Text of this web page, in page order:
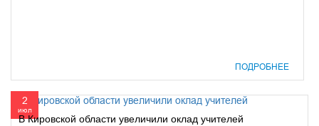
ПОДРОБНЕЕ
2
июл
В Кировской области увеличили оклад учителей